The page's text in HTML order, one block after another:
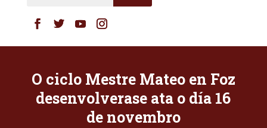
O ciclo Mestre Mateo en Foz
desenvolverase ata o día 16
de novembro